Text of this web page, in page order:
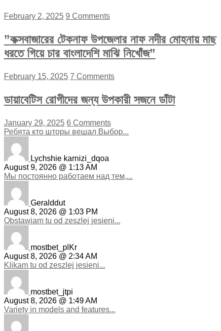
February 2, 2025 9 Comments
”কক্সবাজারের টেকনাফ উপজেলার নাফ নদীর মোহনায় মাছ
ধরতে গিয়ে চার বাংলাদেশি মাঝি নিখোঁজ”
February 15, 2025 7 Comments
ডায়াবেটিস রোগীদের জন্য উপকারী সজনে ডাঁটা
January 29, 2025 6 Comments
Ребята кто шторы вешал Выбор...
Lychshie karnizi_dqoa
August 9, 2026 @ 1:13 AM
Мы постоянно работаем над тем,...
Geralddut
August 8, 2026 @ 1:03 PM
Obstawiam tu od zeszlej jesieni...
mostbet_plKr
August 8, 2026 @ 2:34 AM
Klikam tu od zeszlej jesieni...
mostbet_jtpi
August 8, 2026 @ 1:49 AM
Variety in models and features...